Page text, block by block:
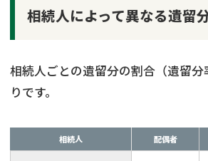
相続人によって異なる遺留
相続人ごとの遺留分の割合（遺留
りです。
相続人 配偶者